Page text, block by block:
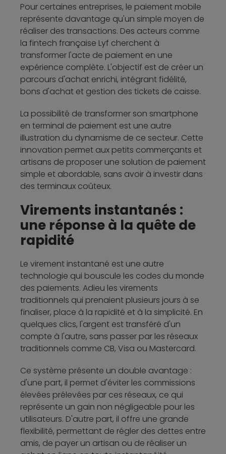
Pour certaines entreprises, le paiement mobile
représente davantage qu'un simple moyen de
réaliser des transactions. Des acteurs comme
la fintech française Lyf cherchent à
transformer l'acte de paiement en une
expérience complète. L'objectif est de créer un
parcours d'achat enrichi, intégrant fidélité,
bons d'achat et gestion des tickets de caisse.
La possibilité de transformer son smartphone
en terminal de paiement est une autre
illustration du dynamisme de ce secteur. Cette
innovation permet aux petits commerçants et
artisans de proposer une solution de paiement
simple et abordable, sans avoir à investir dans
des terminaux coûteux.
Virements instantanés :
une réponse à la quête de
rapidité
Le virement instantané est une autre
technologie qui bouscule les codes du monde
des paiements. Adieu les virements
traditionnels qui prenaient plusieurs jours à se
finaliser, place à la rapidité et à la simplicité. En
quelques clics, l'argent est transféré d'un
compte à l'autre, sans passer par les réseaux
traditionnels comme CB, Visa ou Mastercard.
Ce système présente un double avantage :
d'une part, il permet d'éviter les commissions
élevées prélevées par ces réseaux, ce qui
représente un gain non négligeable pour les
utilisateurs. D'autre part, il offre une grande
flexibilité, permettant de régler des dettes entre
amis, de payer un artisan ou de réaliser un